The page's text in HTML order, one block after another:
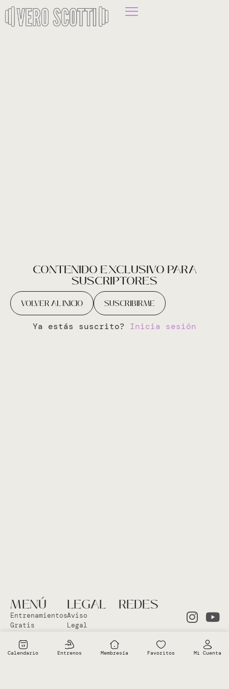
CONTENIDO EXCLUSIVO PARA
SUSCRIPTORES
VOLVER AL INICIO SUSCRIBIRME
Ya estás suscrito? Inicia sesión
MENÚ
Entrenamientos
Gratis
Clases en
el Studio
LEGAL
Aviso
Legal
Política
Cookies
REDES
Calendario Entrenos Membresía Favoritos Mi Cuenta